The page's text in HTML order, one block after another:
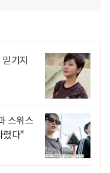
기지
스위스
렸다"